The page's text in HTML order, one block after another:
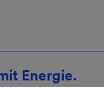
Energie.